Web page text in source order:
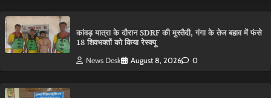
कांवड़ यात्रा के दौरान SDRF की मुस्तैदी, गंगा के तेज बहाव में फंसे
18 शिवभक्तों को किया रेस्क्यू
News Desk August 8, 2026 0